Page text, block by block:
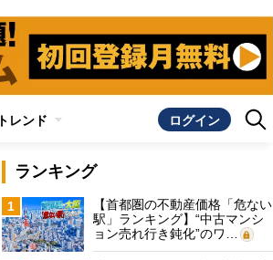
トレンド ログイン
ランキング
1
【首都圏の不動産価格「危ない
駅」ランキング】“中古マンシ
ョン売れ行き鈍化”のワ…